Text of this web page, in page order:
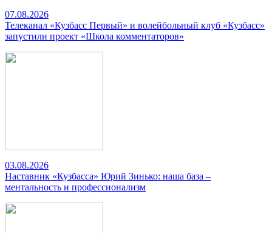
07.08.2026
Телеканал «Кузбасс Первый» и волейбольный клуб «Кузбасс»
запустили проект «Школа комментаторов»
03.08.2026
Наставник «Кузбасса» Юрий Зинько: наша база –
ментальность и профессионализм